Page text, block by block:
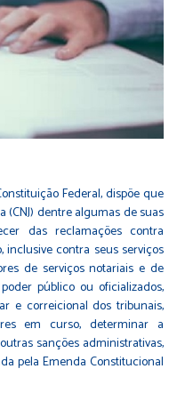
Federal, dispõe que
(CNJ) dentre algumas de suas
das reclamações contra
inclusive contra seus serviços
de serviços notariais e de
público ou oficializados,
e correicional dos tribunais,
em curso, determinar a
sanções administrativas,
pela Emenda Constitucional